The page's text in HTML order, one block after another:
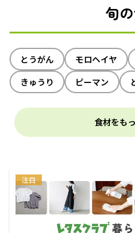
旬
とうがん モロヘイヤ
きゅうり
ピーマン
食材をも
注目